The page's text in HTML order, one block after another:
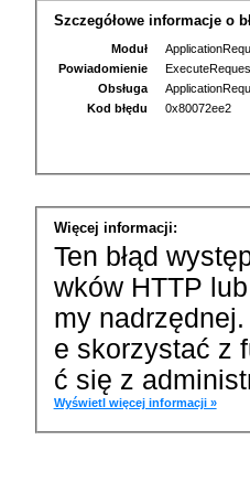
Szczegółowe informacje o
Moduł
Powiadomienie
Obsługa
Kod błędu
0x80072ee2
Więcej informacji:
Ten błąd
wków HTTP
my
e skorzystać z
ć się z
Wyświetl więcej informacji »